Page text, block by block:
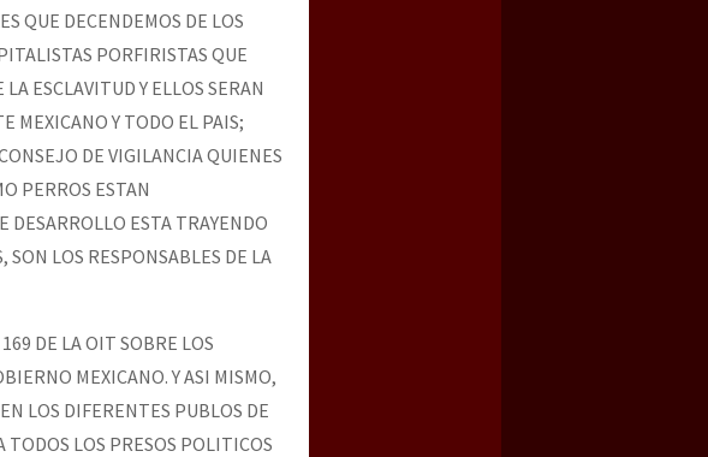
QUE DECENDEMOS DE LOS
PORFIRISTAS QUE
ESCLAVITUD Y ELLOS SERAN
MEXICANO Y TODO EL PAIS;
DE VIGILANCIA QUIENES
PERROS ESTAN
DESARROLLO ESTA TRAYENDO
SON LOS RESPONSABLES DE LA
DE LA OIT SOBRE LOS
MEXICANO. Y ASI MISMO,
LOS DIFERENTES PUBLOS DE
TODOS LOS PRESOS POLITICOS